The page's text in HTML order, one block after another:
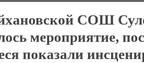
СОШ
мероприятие,
показали